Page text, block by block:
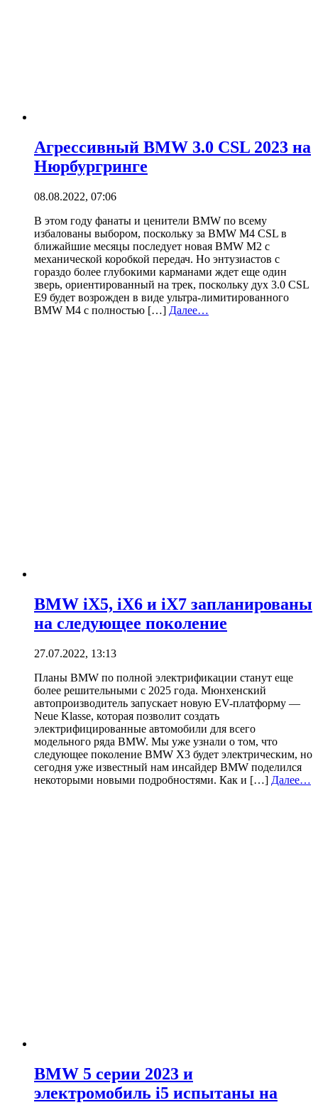
Агрессивный BMW 3.0 CSL 2023 на
Нюрбургринге
08.08.2022, 07:06
В этом году фанаты и ценители BMW по всему
избалованы выбором, поскольку за BMW M4 CSL в
ближайшие месяцы последует новая BMW M2 с
механической коробкой передач. Но энтузиастов с
гораздо более глубокими карманами ждет еще один
зверь, ориентированный на трек, поскольку дух 3.0 CSL
E9 будет возрожден в виде ультра-лимитированного
BMW M4 с полностью […] Далее…
BMW iX5, iX6 и iX7 запланированы
на следующее поколение
27.07.2022, 13:13
Планы BMW по полной электрификации станут еще
более решительными с 2025 года. Мюнхенский
автопроизводитель запускает новую EV-платформу —
Neue Klasse, которая позволит создать
электрифицированные автомобили для всего
модельного ряда BMW. Мы уже узнали о том, что
следующее поколение BMW X3 будет электрическим, но
сегодня уже известный нам инсайдер BMW поделился
некоторыми новыми подробностями. Как и […] Далее…
BMW 5 серии 2023 и
электромобиль i5 испытаны на